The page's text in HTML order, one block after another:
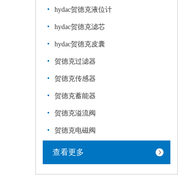
hydac贺德克液位计
hydac贺德克滤芯
hydac贺德克皮囊
贺德克过滤器
贺德克传感器
贺德克蓄能器
贺德克溢流阀
贺德克电磁阀
查看更多